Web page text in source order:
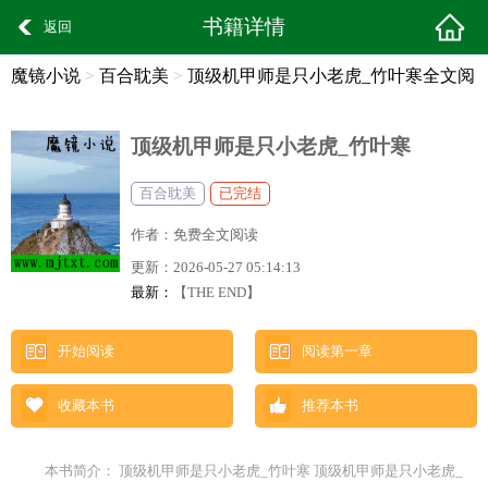
返回 书籍详情
魔镜小说 > 百合耽美 > 顶级机甲师是只小老虎_竹叶寒全文阅
顶级机甲师是只小老虎_竹叶寒
百合耽美 已完结
作者： 免费全文阅读
更新： 2026-05-27 05:14:13
最新：
【THE END】
开始阅读 阅读第一章
收藏本书 推荐本书
本书简介： 顶级机甲师是只小老虎_竹叶寒 顶级机甲师是只小老虎_